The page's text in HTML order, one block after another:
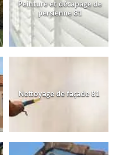
Peinture et décapage de
persienne 81
Nettoyage de façade 81